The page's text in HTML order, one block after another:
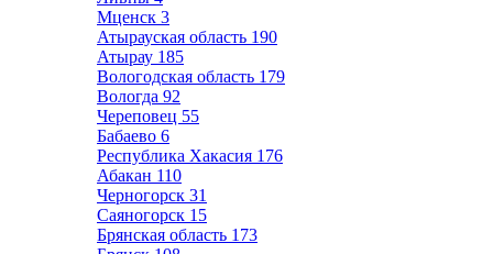
Мценск 3
Атырауская область 190
Атырау 185
Вологодская область 179
Вологда 92
Череповец 55
Бабаево 6
Республика Хакасия 176
Абакан 110
Черногорск 31
Саяногорск 15
Брянская область 173